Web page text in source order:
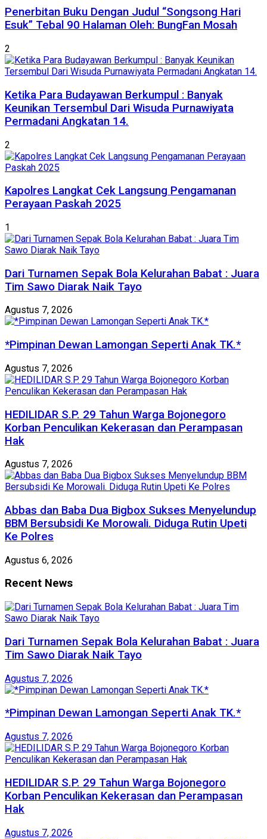
Penerbitan Buku Dengan Judul “Songsong Hari
Esuk” Tebal 90 Halaman Oleh: BungFan Mosah
2
Ketika Para Budayawan Berkumpul : Banyak
Keunikan Tersembul Dari Wisuda Purnawiyata
Permadani Angkatan 14.
2
Kapolres Langkat Cek Langsung Pengamanan
Perayaan Paskah 2025
1
Dari Turnamen Sepak Bola Kelurahan Babat : Juara
Tim Sawo Diarak Naik Tayo
Agustus 7, 2026
*Pimpinan Dewan Lamongan Seperti Anak TK.*
Agustus 7, 2026
HEDILIDAR S.P. 29 Tahun Warga Bojonegoro
Korban Penculikan Kekerasan dan Perampasan
Hak
Agustus 7, 2026
Abbas dan Baba Dua Bigbox Sukses Menyelundup
BBM Bersubsidi Ke Morowali. Diduga Rutin Upeti
Ke Polres
Agustus 6, 2026
Recent News
Dari Turnamen Sepak Bola Kelurahan Babat : Juara
Tim Sawo Diarak Naik Tayo
Agustus 7, 2026
*Pimpinan Dewan Lamongan Seperti Anak TK.*
Agustus 7, 2026
HEDILIDAR S.P. 29 Tahun Warga Bojonegoro
Korban Penculikan Kekerasan dan Perampasan
Hak
Agustus 7, 2026